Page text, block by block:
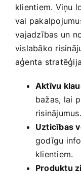
klientiem. Viņu
vai
⁢vajadzības un
vislabāko
aģenta
Aktīvu
‌bažas, lai
risinājumus.
Uzticības
godīgu
klientiem.
Produktu